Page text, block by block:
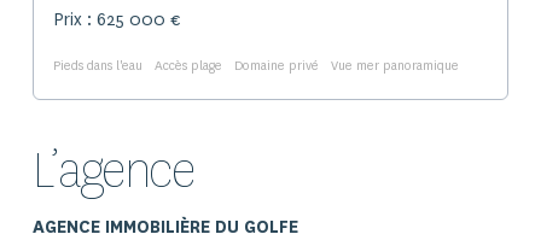
Prix : 625 000 €
Pieds dans l'eau Accès plage Domaine privé Vue mer panoramique
L’agence
AGENCE IMMOBILIÈRE DU GOLFE